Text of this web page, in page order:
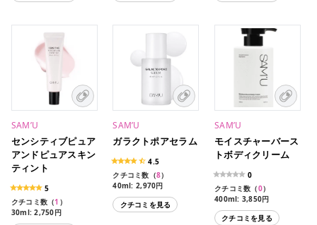
SAM’U
センシティブピュア
アンドピュアスキン
ティント
5
クチコミ数（1 ）
30ml: 2,750円
SAM’U
ガラクトポアセラム
4.5
クチコミ数（8）
40ml: 2,970円
クチコミを見る
SAM’U
モイスチャーバース
トボディクリーム
0
クチコミ数（0）
400ml: 3,850円
クチコミを見る